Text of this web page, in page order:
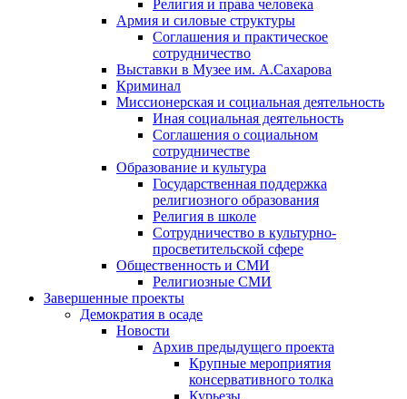
Религия и права человека
Армия и силовые структуры
Соглашения и практическое
сотрудничество
Выставки в Музее им. А.Сахарова
Криминал
Миссионерская и социальная деятельность
Иная социальная деятельность
Соглашения о социальном
сотрудничестве
Образование и культура
Государственная поддержка
религиозного образования
Религия в школе
Сотрудничество в культурно-
просветительской сфере
Общественность и СМИ
Религиозные СМИ
Завершенные проекты
Демократия в осаде
Новости
Архив предыдущего проекта
Крупные мероприятия
консервативного толка
Курьезы